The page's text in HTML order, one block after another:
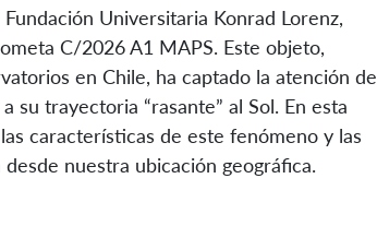
Universitaria Konrad Lorenz,
C/2026 A1 MAPS. Este objeto,
en Chile, ha captado la atención de
su trayectoria “rasante” al Sol. En esta
características de este fenómeno y las
nuestra ubicación geográfica.